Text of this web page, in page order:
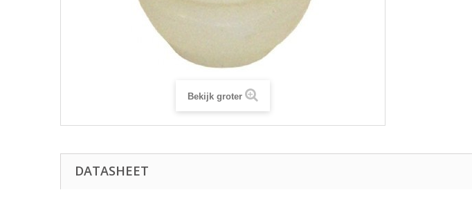
Bekijk groter
DATASHEET